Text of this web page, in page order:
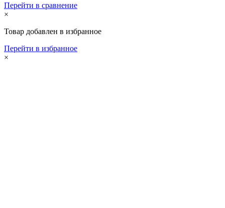
Перейти в сравнение
×
Товар добавлен в избранное
Перейти в избранное
×